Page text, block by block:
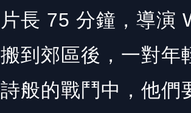
片長 75 分鐘，導演
搬到郊區後，一對年
詩般的戰鬥中，他們